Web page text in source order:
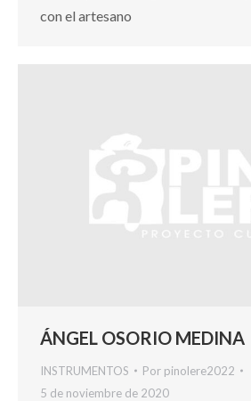
con el artesano
ÁNGEL OSORIO MEDINA
INSTRUMENTOS Por pinolere2022
5 de noviembre de 2020